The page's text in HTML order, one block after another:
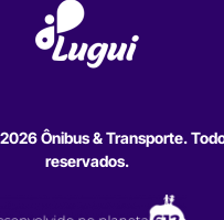
Ônibus & Transporte.
reservados.